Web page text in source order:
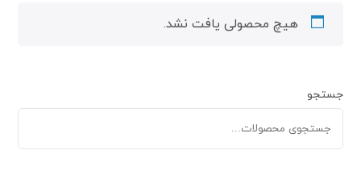
هیچ محصولی یافت نشد.
جستجو